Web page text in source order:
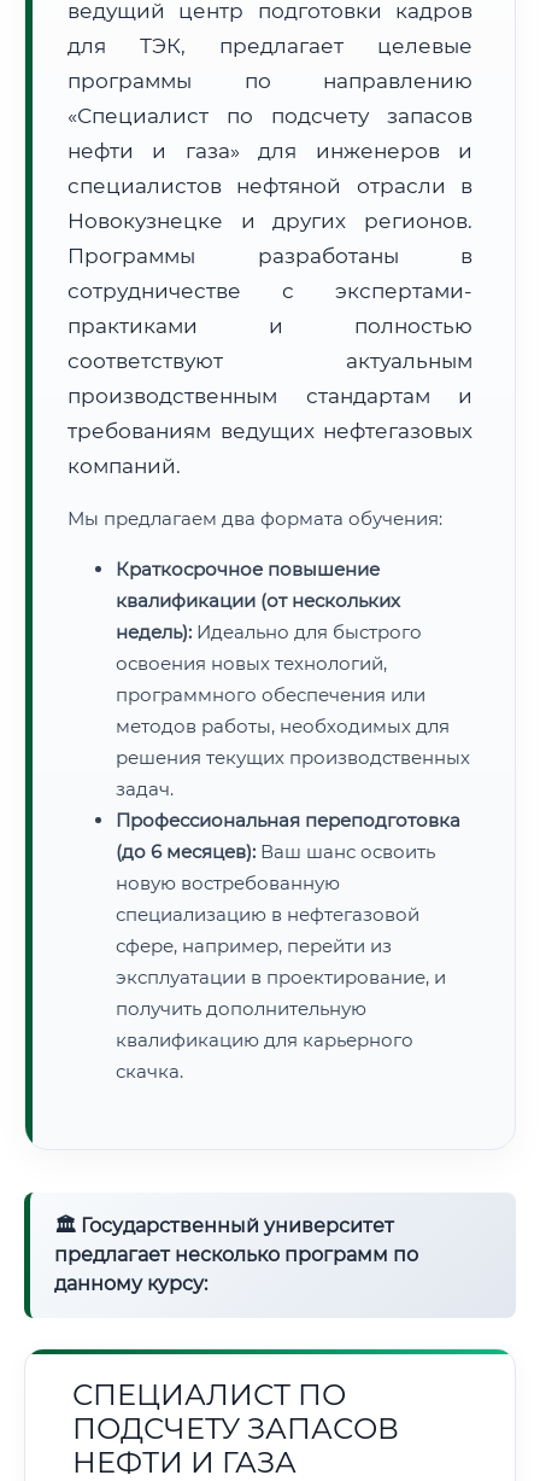
• Маршрут транзита:~307 км
📜 Документы и аккредитация ФИС ФРДО
Нажмите на документ для увеличения и просмотра
ведущий центр подготовки кадров
для ТЭК, предлагает целевые
программы по направлению
«Специалист по подсчету запасов
нефти и газа» для инженеров и
специалистов нефтяной отрасли в
Новокузнецке и других регионов.
Программы разработаны в
сотрудничестве с экспертами-
практиками и полностью
соответствуют актуальным
производственным стандартам и
требованиям ведущих нефтегазовых
компаний.
Мы предлагаем два формата обучения:
Краткосрочное повышение
квалификации (от нескольких
недель): Идеально для быстрого
освоения новых технологий,
программного обеспечения или
методов работы, необходимых для
решения текущих производственных
задач.
Профессиональная переподготовка
(до 6 месяцев): Ваш шанс освоить
новую востребованную
специализацию в нефтегазовой
сфере, например, перейти из
эксплуатации в проектирование, и
получить дополнительную
квалификацию для карьерного
скачка.
🏛 Государственный университет
предлагает несколько программ по
данному курсу:
СПЕЦИАЛИСТ ПО
ПОДСЧЕТУ ЗАПАСОВ
НЕФТИ И ГАЗА